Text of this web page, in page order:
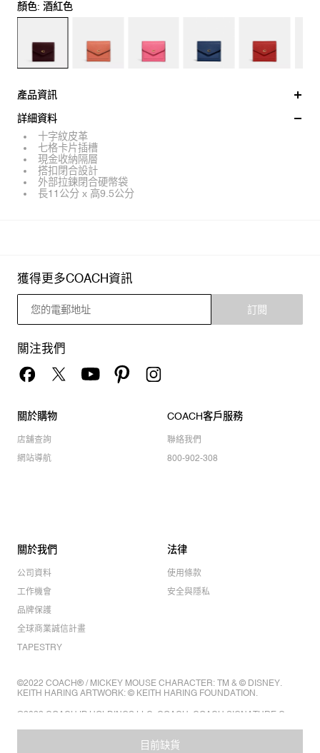
顏色: 酒紅色
產品資訊
詳細資料
十字紋皮革
七格卡片插槽
現金收納隔層
搭扣閉合設計
外部拉鍊閉合硬幣袋
長11公分 x 高9.5公分
目前缺貨
獲得更多COACH資訊
訂閱
關注我們
關於購物
店舖查詢
網站導航
COACH客戶服務
聯絡我們
800-902-308
關於我們
公司資料
工作機會
品牌保護
全球商業誠信計畫
TAPESTRY
法律
使用條款
安全與隱私
©2022 COACH® / MICKEY MOUSE CHARACTER: TM & © DISNEY.
KEITH HARING ARTWORK: © KEITH HARING FOUNDATION.
©2022 COACH IP HOLDINGS LLC. COACH, COACH SIGNATURE C